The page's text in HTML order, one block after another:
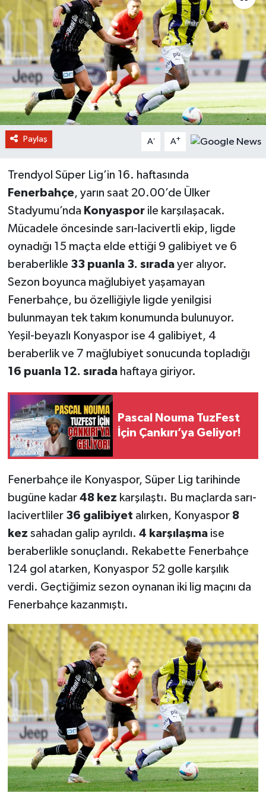
Paylaş A- A+
Trendyol Süper Lig’in 16. haftasında
Fenerbahçe, yarın saat 20.00’de Ülker
Stadyumu’nda Konyasporile karşılaşacak.
Mücadele öncesinde sarı-lacivertli ekip, ligde
oynadığı 15 maçta elde ettiği 9 galibiyet ve 6
beraberlikle 33 puanla 3. sıradayer alıyor.
Sezon boyunca mağlubiyet yaşamayan
Fenerbahçe, bu özelliğiyle ligde yenilgisi
bulunmayan tek takım konumunda bulunuyor.
Yeşil-beyazlı Konyaspor ise 4 galibiyet, 4
beraberlik ve 7 mağlubiyet sonucunda topladığı
16 puanla 12. sıradahaftaya giriyor.
Pascal Nouma TuzFest
İçin Çankırı’ya Geliyor!
Fenerbahçe ile Konyaspor, Süper Lig tarihinde
bugüne kadar 48 kez karşılaştı. Bu maçlarda sarı-
lacivertliler 36 galibiyet alırken, Konyaspor 8
kez sahadan galip ayrıldı. 4 karşılaşmaise
beraberlikle sonuçlandı. Rekabette Fenerbahçe
124 gol atarken, Konyaspor 52 golle karşılık
verdi. Geçtiğimiz sezon oynanan iki lig maçını da
Fenerbahçe kazanmıştı.